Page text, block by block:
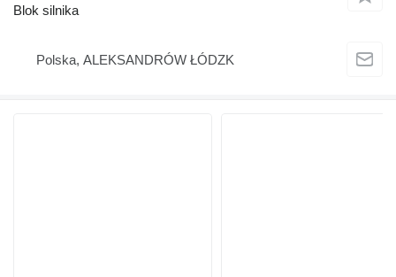
Blok silnika
Polska, ALEKSANDRÓW ŁÓDZK